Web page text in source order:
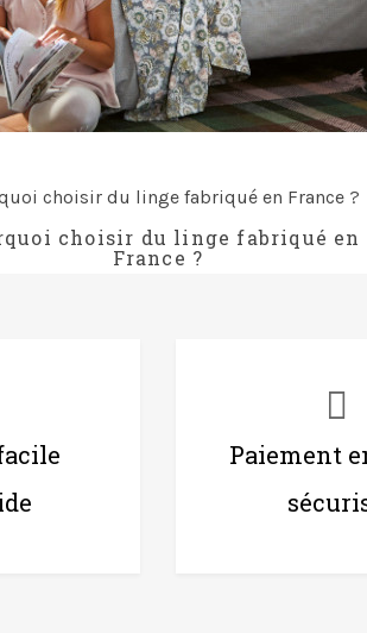
choisir du linge fabriqué en
France ?
Paiement